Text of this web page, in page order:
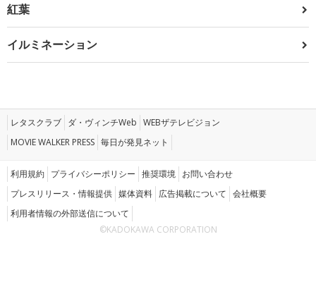
紅葉
イルミネーション
レタスクラブ ダ・ヴィンチWeb WEBザテレビジョン
MOVIE WALKER PRESS 毎日が発見ネット
利用規約 プライバシーポリシー 推奨環境 お問い合わせ
プレスリリース・情報提供 媒体資料 広告掲載について 会社概要
利用者情報の外部送信について
©KADOKAWA CORPORATION